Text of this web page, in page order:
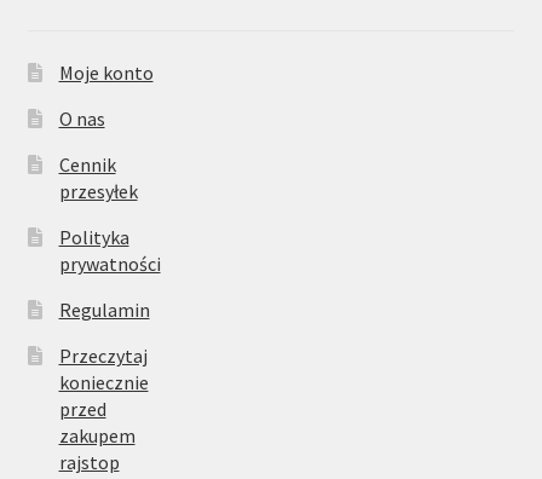
Moje konto
O nas
Cennik
przesyłek
Polityka
prywatności
Regulamin
Przeczytaj
koniecznie
przed
zakupem
rajstop